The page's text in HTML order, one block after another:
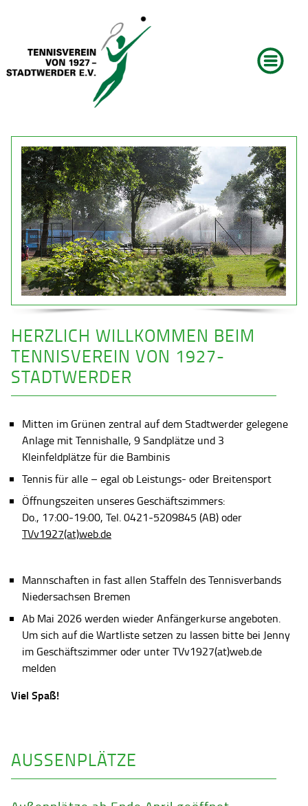
HERZLICH WILLKOMMEN BEIM
TENNISVEREIN VON 1927-
STADTWERDER
Mitten im Grünen zentral auf dem Stadtwerder gelegene
Anlage mit Tennishalle, 9 Sandplätze und 3
Kleinfeldplätze für die Bambinis
Tennis für alle – egal ob Leistungs- oder Breitensport
Öffnungszeiten unseres Geschäftszimmers:
Do., 17:00-19:00, Tel. 0421-5209845 (AB) oder
TVv1927(at)web.de
Mannschaften in fast allen Staffeln des Tennisverbands
Niedersachsen Bremen
Ab Mai 2026 werden wieder Anfängerkurse angeboten.
Um sich auf die Wartliste setzen zu lassen bitte bei Jenny
im Geschäftszimmer oder unter TVv1927(at)web.de
melden
Viel Spaß!
AUSSENPLÄTZE